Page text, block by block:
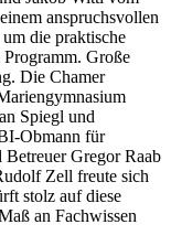
anspruchsvollen
die praktische
Große
Die Chamer
Spiegl und
Obmann für
Gregor Raab
Zell freute sich
stolz auf diese
an Fachwissen